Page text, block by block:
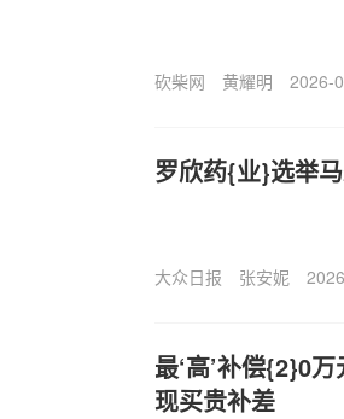
砍柴网 黄耀明 2026-
罗欣药{业}选举
大众日报 张安妮
最‘高’补偿{2}0
现买贵补差